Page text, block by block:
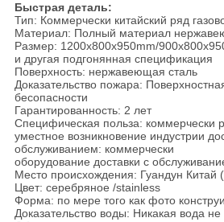
Быстрая деталь:
Тип: Коммерчески китайский ряд
Материал: Полный материал
Размер: 1200x800x950mm/
и другая подгонянная спецификация
Поверхность: нержавеющая сталь
Доказательство пожара:
бесопасности
Гарантированность: 2 лет
Специфическая польза: коммерчески
уместное возникновение индустрии
обслуживанием: коммерчески
оборудование доставки с
Место происхождения: Гуандун Китай
Цвет: серебряное /stainless
Форма: по мере того как фото
Доказательство воды: Никакая вода